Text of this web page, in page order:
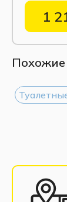
1
Похожие